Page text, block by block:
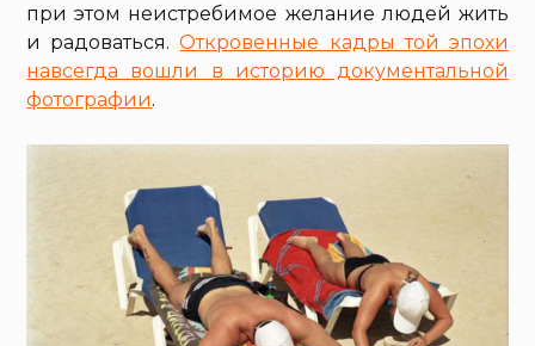
при этом неистребимое желание людей жить
и радоваться.Откровенные кадры той эпохи
навсегда вошли в историю документальной
фотографии.